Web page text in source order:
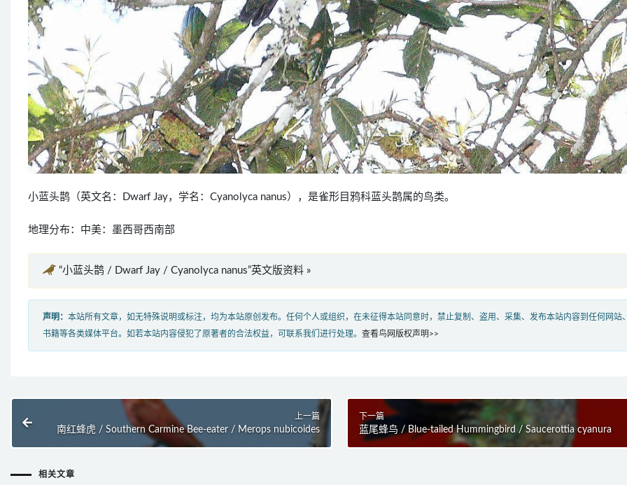
小蓝头鹊（英文名：Dwarf Jay，学名：Cyanolyca nanus），是雀形目鸦科蓝头鹊属的鸟类。
地理分布：中美：墨西哥西南部
“小蓝头鹊 / Dwarf Jay / Cyanolyca nanus”英文版资料 »
声明： 本站所有文章，如无特殊说明或标注，均为本站原创发布。任何个人或组织，在未征得本站同意时，禁止复制、盗用、采集、发布本站内容到任何网站
书籍等各类媒体平台。如若本站内容侵犯了原著者的合法权益，可联系我们进行处理。 查看鸟网版权声明>>
上一篇
南红蜂虎 / Southern Carmine Bee-eater / Merops nubicoides
下一篇
蓝尾蜂鸟 / Blue-tailed Hummingbird / Saucerottia cyanura
相关文章